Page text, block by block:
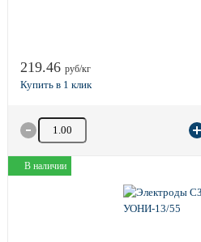
219.46 руб/кг
Количество товара
В наличии